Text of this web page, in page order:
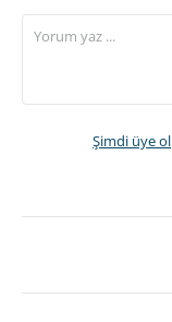
Şimdi üye ol